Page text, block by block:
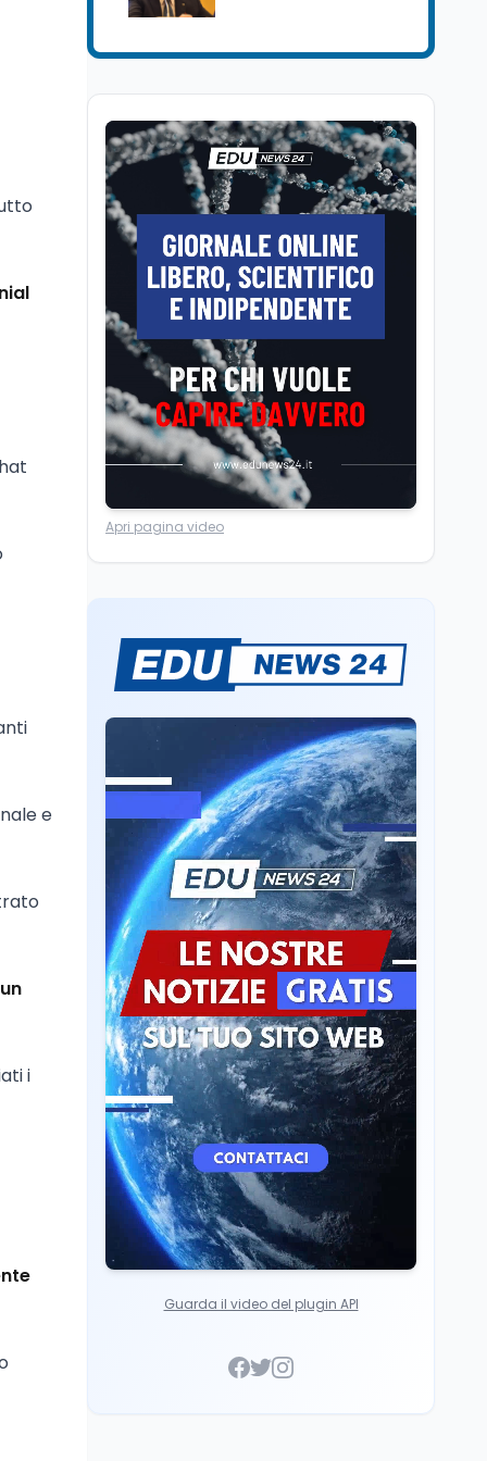
e
i
Posizioni economiche
con arretrati fino a
4.150 euro
Scuola6 ago
CCNL dirigenti scolastici
2022-2024, firmato:
Università 6 ago
Università: dal MUR 25,5
milioni per attrarre in
Italia i migliori giovani
ricercatori
Università6 ago
Quanto è ancora
competitiva l'università
italiana? Cosa dicono i
dati 2026
Cultura
Mollicone
Scuola6 ago
Posizioni economiche
ATA: 46.297 nuove
posizioni economiche
con arretrati fino a
4.150 euro
Scuola6 ago
CCNL dirigenti scolastici
2022-2024, firmato:
500 euro e arretrati
Università6 ago
Università: dal MUR 25,5
milioni per attrarre in
Italia i migliori giovani
ricercatori
Università6 ago
Quanto è ancora
competitiva l'università
italiana? Cosa dicono i
dati 2026
Apri pagina video
Guarda il video del plugin API